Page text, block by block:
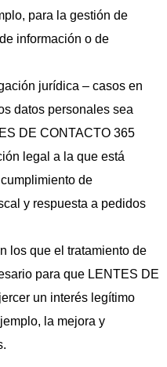
para la gestión de
información o de
jurídica – casos en
datos personales sea
DE CONTACTO 365
legal a la que está
de
y respuesta a pedidos
los que el tratamiento de
para que LENTES DE
un interés legítimo
la mejora y